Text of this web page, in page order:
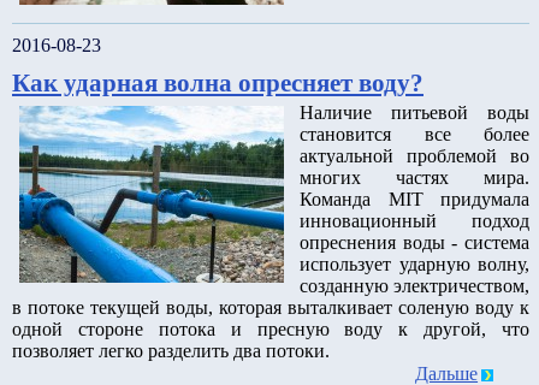
2016-08-23
Как ударная волна опресняет воду?
Наличие питьевой воды
становится все более
актуальной проблемой во
многих частях мира.
Команда MIT придумала
инновационный подход
опреснения воды - система
использует ударную волну,
созданную электричеством,
в потоке текущей воды, которая выталкивает соленую воду к
одной стороне потока и пресную воду к другой, что
позволяет легко разделить два потоки.
Дальше